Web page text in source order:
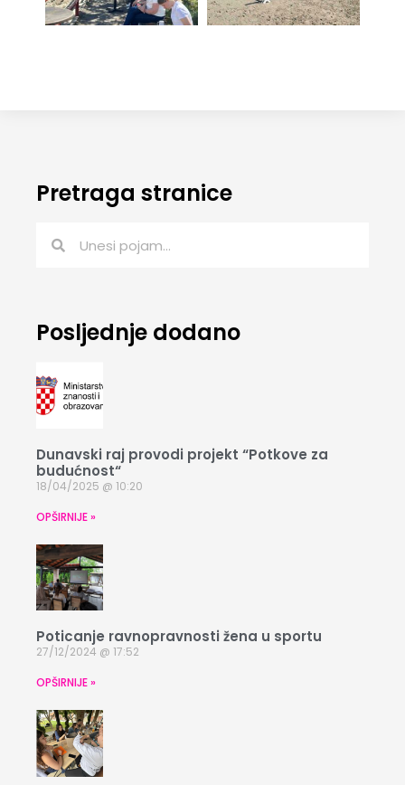
Pretraga stranice
Posljednje dodano
Dunavski raj provodi projekt “Potkove za
budućnost“
18/04/2025
10:20
OPŠIRNIJE »
Poticanje ravnopravnosti žena u sportu
27/12/2024
17:52
OPŠIRNIJE »